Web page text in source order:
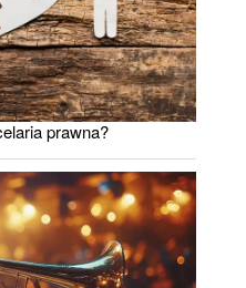
prawna?